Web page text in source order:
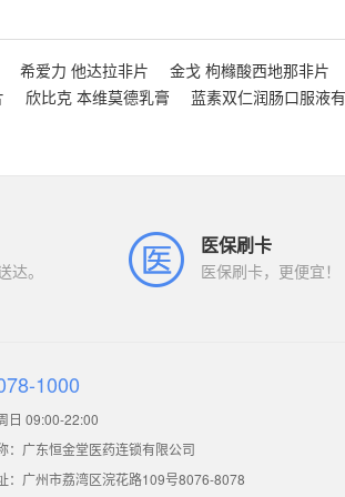
希爱力 他达拉非片 金戈 枸橼酸西地那非片
欣比克 本维莫德乳膏 蓝素双仁润肠口服液
达。
医保刷卡
医保刷卡，更便宜！
1000
日 09:00-22:00
：广东恒金堂医药连锁有限公司
：广州市荔湾区浣花路109号8076-8078